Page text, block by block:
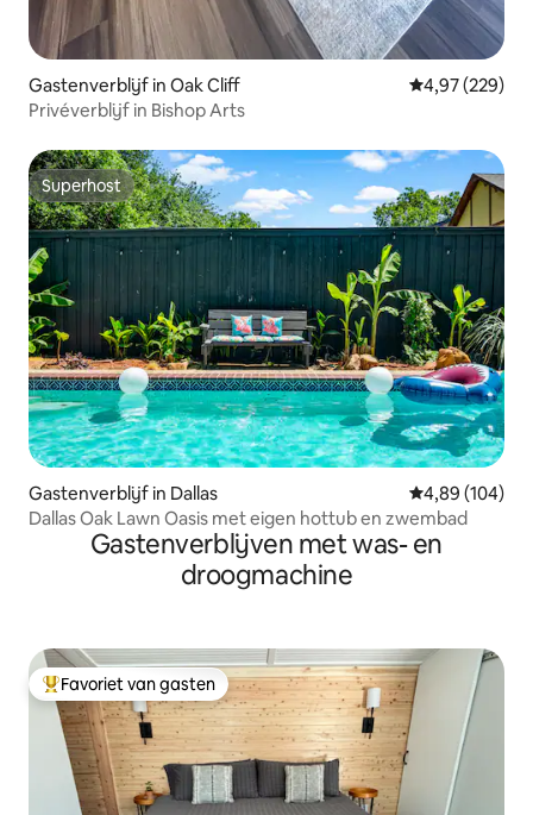
Gastenverblijf in Oak Cliff Gemiddelde
4,97 (229)
Privéverblijf in Bishop Arts
Superhost
Superhost
Gastenverblijf in Dallas Gemiddelde
4,89 (104)
Dallas Oak Lawn Oasis met eigen hottub en zwembad
Gastenverblijven met was- en
droogmachine
Topfavoriet van gasten
Favoriet van gasten